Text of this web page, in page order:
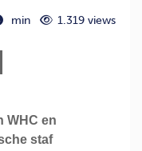
min 1.319 views
WHC en
staf